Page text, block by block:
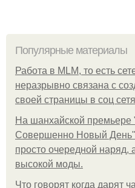
Популярные материалы
Работа в MLM, то есть
неразрывно связана с
своей страницы в соц
На шанхайской премьере
Совершенно Новый
просто очередной наряд,
высокой моды.
Что говорят когда дарят